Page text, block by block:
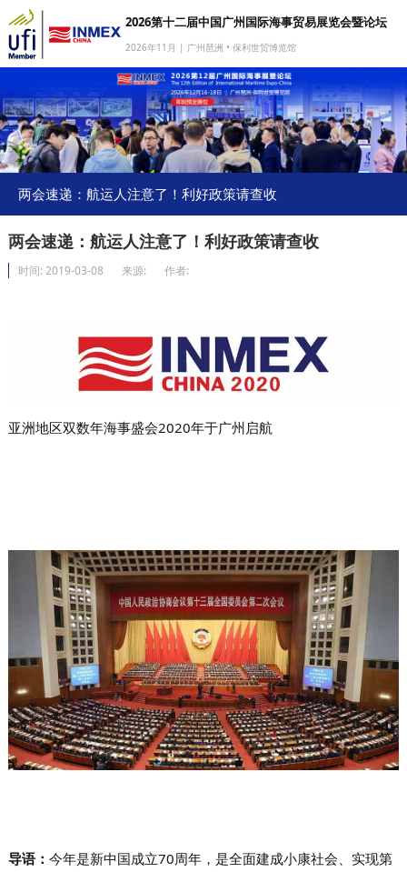
我要参展
我要参会
我要参观
商旅服务
关于我们
2026第十二届中国广州国际海事贸易展览会暨论坛
2026年11月 | 广州琶洲 • 保利世贸博览馆
两会速递：航运人注意了！利好政策请查收
两会速递：航运人注意了！利好政策请查收
时间: 2019-03-08 来源: 作者:
亚洲地区双数年海事盛会2020年于广州启航
导语： 今年是新中国成立70周年，是全面建成小康社会、实现第